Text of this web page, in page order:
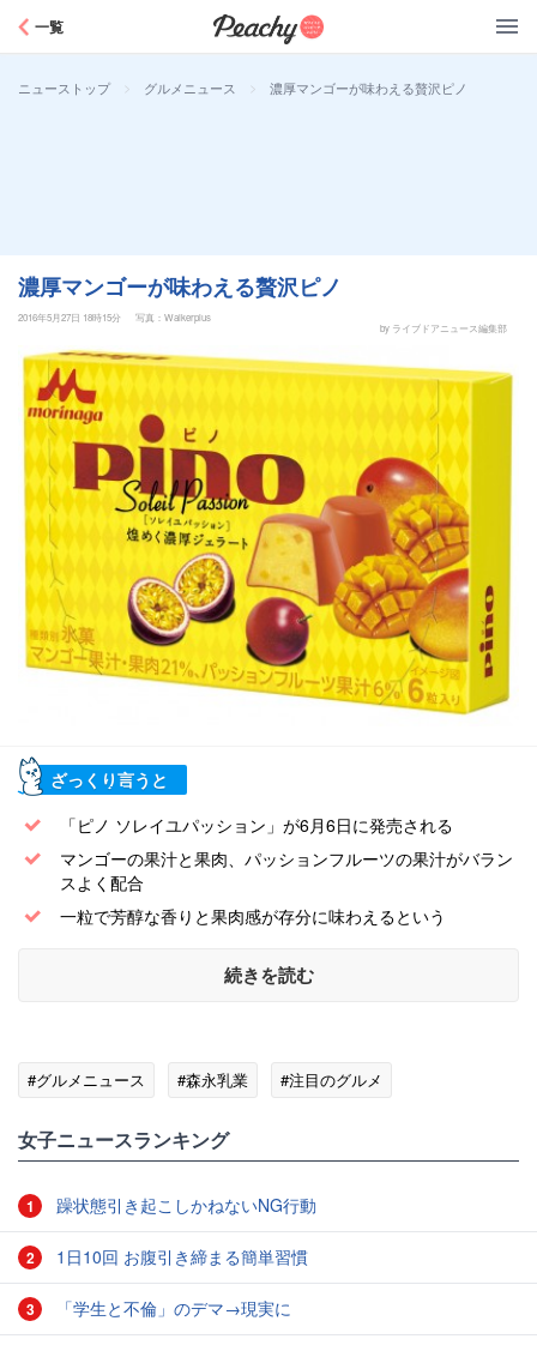
一覧
ニューストップ > グルメニュース > 濃厚マンゴーが味わえる贅沢ピノ
濃厚マンゴーが味わえる贅沢ピノ
2016年5月27日 18時15分
写真：Walkerplus
by ライブドアニュース編集部
ざっくり言うと
「ピノ ソレイユパッション」が6月6日に発売される
マンゴーの果汁と果肉、パッションフルーツの果汁がバラン
スよく配合
一粒で芳醇な香りと果肉感が存分に味わえるという
続きを読む
#グルメニュース #森永乳業 #注目のグルメ
女子ニュースランキング
1 躁状態引き起こしかねないNG行動
2 1日10回 お腹引き締まる簡単習慣
3 「学生と不倫」のデマ→現実に